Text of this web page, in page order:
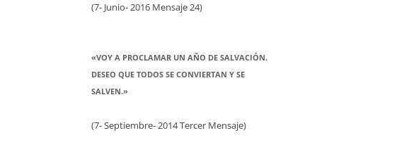
(7- Junio- 2016 Mensaje 24)
«VOY A PROCLAMAR UN AÑO DE SALVACIÓN.
DESEO QUE TODOS SE CONVIERTAN Y SE
SALVEN.»
(7- Septiembre- 2014 Tercer Mensaje)